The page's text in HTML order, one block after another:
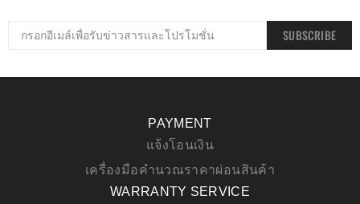
SUBSCRIBE
PAYMENT
แจ้งโอนเงิน
เครื่องมือคำนวณราคาผ่อนสินค้า
WARRANTY SERVICE